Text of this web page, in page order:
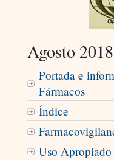
Agosto 2018
Portada e
Fármacos
Índice
Uso